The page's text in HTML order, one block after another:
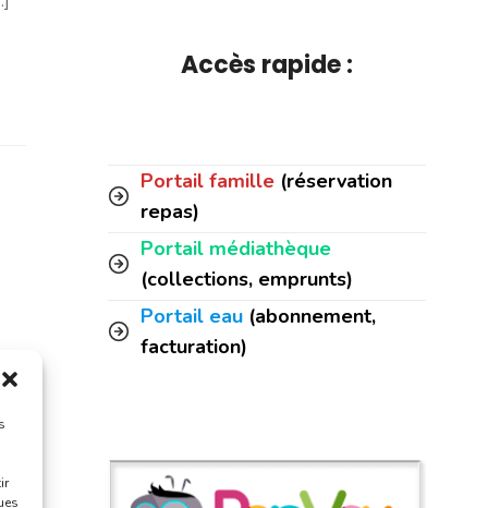
Accès rapide :
Portail famille (réservation
repas)
Portail médiathèque
(collections, emprunts)
Portail eau (abonnement,
facturation)